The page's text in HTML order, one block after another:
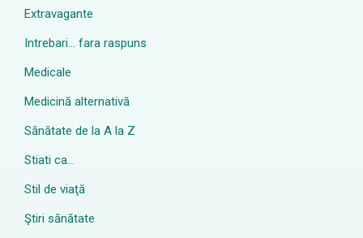
Extravagante
Intrebari… fara raspuns
Medicale
Medicină alternativă
Sănătate de la A la Z
Stiati ca…
Stil de viaţă
Ştiri sănătate